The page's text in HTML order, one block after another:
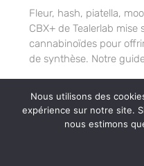
Fleur, hash, piatella,
CBX+ de Tealerlab
cannabinoïdes pour
de synthèse. Notre
Nous utilisons des
expérience sur notre site.
nous estimons